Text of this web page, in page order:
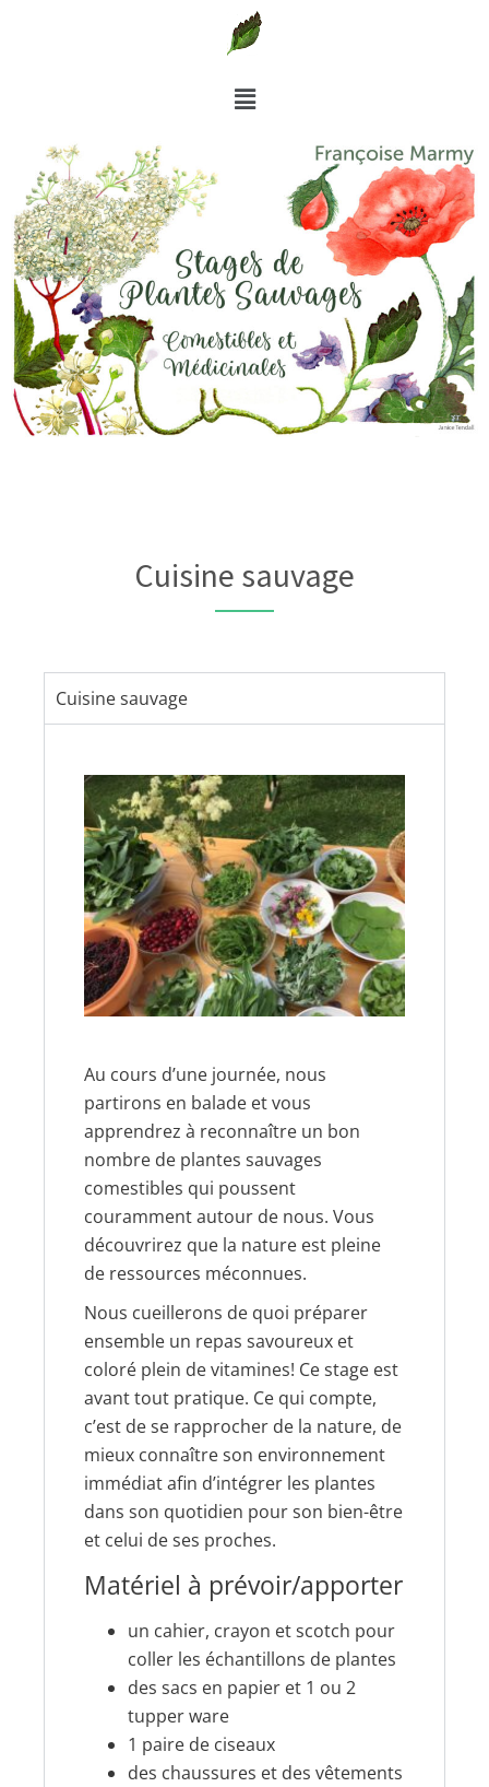
Cuisine sauvage
Cuisine sauvage
Au cours d’une journée, nous
partirons en balade et vous
apprendrez à reconnaître un bon
nombre de plantes sauvages
comestibles qui poussent
couramment autour de nous. Vous
découvrirez que la nature est pleine
de ressources méconnues.
Nous cueillerons de quoi préparer
ensemble un repas savoureux et
coloré plein de vitamines! Ce stage est
avant tout pratique. Ce qui compte,
c’est de se rapprocher de la nature, de
mieux connaître son environnement
immédiat afin d’intégrer les plantes
dans son quotidien pour son bien-être
et celui de ses proches.
Matériel à prévoir/apporter
un cahier, crayon et scotch pour
coller les échantillons de plantes
des sacs en papier et 1 ou 2
tupper ware
1 paire de ciseaux
des chaussures et des vêtements